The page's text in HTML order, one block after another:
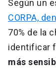
Según un
CORPA,
70% de la
identificar
más